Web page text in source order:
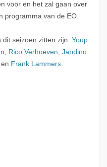
voor en het zal gaan over
programma van de EO.
dit seizoen zitten zijn: Youp
, Rico Verhoeven, Jandino
Frank Lammers.